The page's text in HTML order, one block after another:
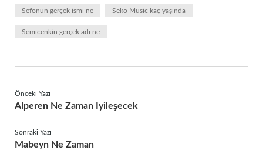
Sefonun gerçek ismi ne Seko Music kaç yaşında
Semicenkin gerçek adı ne
Önceki Yazı
Alperen Ne Zaman Iyileşecek
Sonraki Yazı
Mabeyn Ne Zaman